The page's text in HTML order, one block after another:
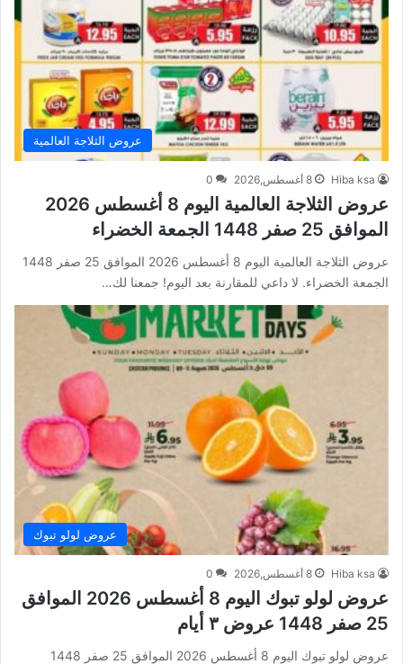
عروض الثلاجة العالمية
Hiba ksa 8 أغسطس,2026 0
عروض الثلاجة العالمية اليوم 8 أغسطس 2026
الموافق 25 صفر 1448 الجمعة الخضراء
عروض الثلاجة العالمية اليوم 8 أغسطس 2026 الموافق 25 صفر 1448
الجمعة الخضراء. لا داعي للمقارنة بعد اليوم! جمعنا لك…
عروض لولو تبوك
Hiba ksa 8 أغسطس,2026 0
عروض لولو تبوك اليوم 8 أغسطس 2026 الموافق
25 صفر 1448 عروض ٣ أيام
عروض لولو تبوك اليوم 8 أغسطس 2026 الموافق 25 صفر 1448